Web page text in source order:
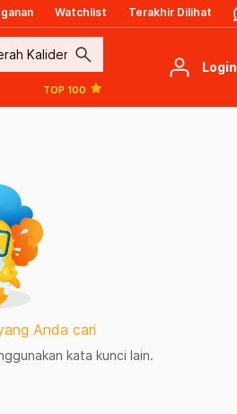
Watchlist Terakhir Dilihat
search
TOP 100
Login
Anda cari
kata kunci lain.